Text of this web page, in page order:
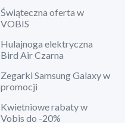
Świąteczna oferta w
VOBIS
Hulajnoga elektryczna
Bird Air Czarna
Zegarki Samsung Galaxy w
promocji
Kwietniowe rabaty w
Vobis do -20%